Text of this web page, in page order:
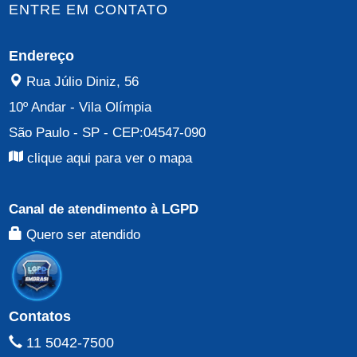
ENTRE EM CONTATO
Endereço
Rua Júlio Diniz, 56
10º Andar -Vila Olímpia
São Paulo - SP - CEP:04547-090
clique aqui para ver o mapa
Canal de atendimento à LGPD
Quero ser atendido
Contatos
11 5042-7500